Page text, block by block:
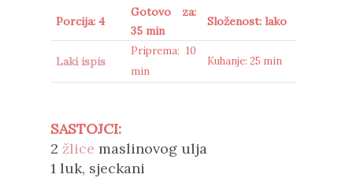
Porcija: 4
Gotovo za:
35 min
Složenost: lako
Laki ispis
Priprema: 10
min
Kuhanje: 25 min
SASTOJCI:
2 žlice maslinovog ulja
1 luk, sjeckani